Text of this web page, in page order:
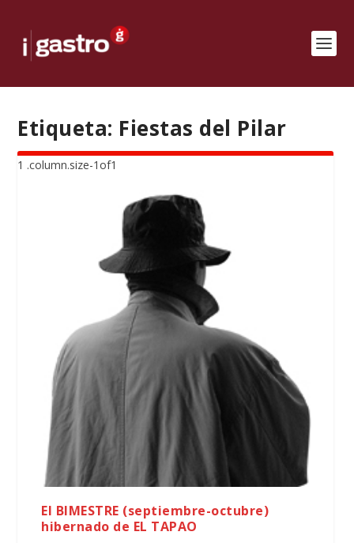
Etiqueta: Fiestas del Pilar
El BIMESTRE (septiembre-octubre)
hibernado de EL TAPAO